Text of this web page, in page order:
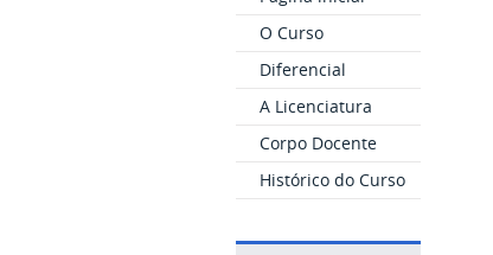
O Curso
Diferencial
A Licenciatura
Corpo Docente
Histórico do Curso